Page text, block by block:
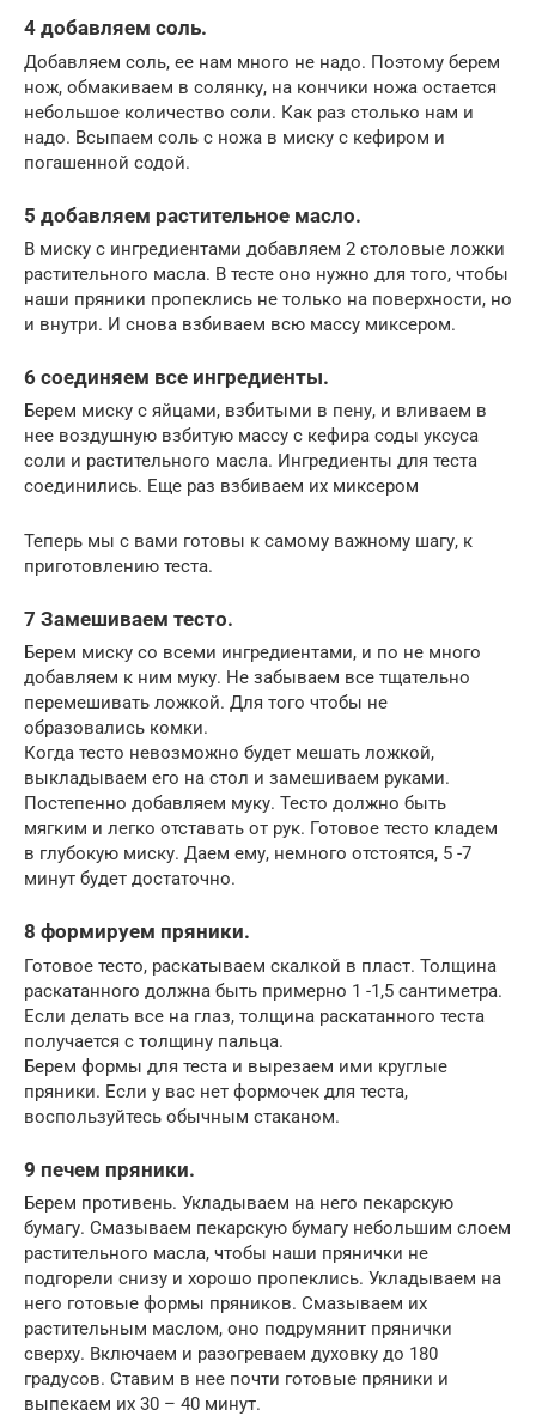
4 добавляем соль.
Добавляем соль, ее нам много не надо. Поэтому берем
нож, обмакиваем в солянку, на кончики ножа остается
небольшое количество соли. Как раз столько нам и
надо. Всыпаем соль с ножа в миску с кефиром и
погашенной содой.
5 добавляем растительное масло.
В миску с ингредиентами добавляем 2 столовые ложки
растительного масла. В тесте оно нужно для того, чтобы
наши пряники пропеклись не только на поверхности, но
и внутри. И снова взбиваем всю массу миксером.
6 соединяем все ингредиенты.
Берем миску с яйцами, взбитыми в пену, и вливаем в
нее воздушную взбитую массу с кефира соды уксуса
соли и растительного масла. Ингредиенты для теста
соединились. Еще раз взбиваем их миксером
Теперь мы с вами готовы к самому важному шагу, к
приготовлению теста.
7 Замешиваем тесто.
Берем миску со всеми ингредиентами, и по не много
добавляем к ним муку. Не забываем все тщательно
перемешивать ложкой. Для того чтобы не
образовались комки.
Когда тесто невозможно будет мешать ложкой,
выкладываем его на стол и замешиваем руками.
Постепенно добавляем муку. Тесто должно быть
мягким и легко отставать от рук. Готовое тесто кладем
в глубокую миску. Даем ему, немного отстоятся, 5 -7
минут будет достаточно.
8 формируем пряники.
Готовое тесто, раскатываем скалкой в пласт. Толщина
раскатанного должна быть примерно 1 -1,5 сантиметра.
Если делать все на глаз, толщина раскатанного теста
получается с толщину пальца.
Берем формы для теста и вырезаем ими круглые
пряники. Если у вас нет формочек для теста,
воспользуйтесь обычным стаканом.
9 печем пряники.
Берем противень. Укладываем на него пекарскую
бумагу. Смазываем пекарскую бумагу небольшим слоем
растительного масла, чтобы наши прянички не
подгорели снизу и хорошо пропеклись. Укладываем на
него готовые формы пряников. Смазываем их
растительным маслом, оно подрумянит прянички
сверху. Включаем и разогреваем духовку до 180
градусов. Ставим в нее почти готовые пряники и
выпекаем их 30 – 40 минут.